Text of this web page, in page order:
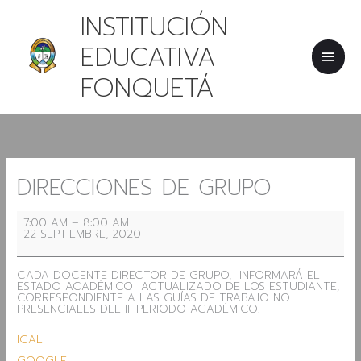
INSTITUCIÓN
EDUCATIVA
FONQUETÁ
DIRECCIONES DE GRUPO
DIRECCIONES
7:00 AM – 8:00 AM
22 SEPTIEMBRE, 2020
CADA DOCENTE DIRECTOR DE GRUPO, INFORMARÁ EL
ESTADO ACADÉMICO ACTUALIZADO DE LOS ESTUDIANTE,
CORRESPONDIENTE A LAS GUÍAS DE TRABAJO NO
PRESENCIALES DEL III PERIODO ACADÉMICO.
ICAL